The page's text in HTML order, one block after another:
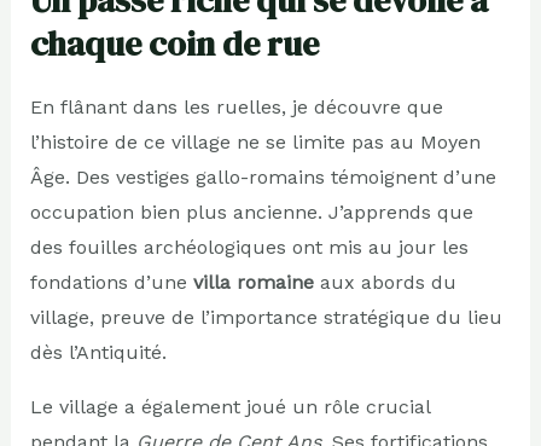
chaque coin de rue
En flânant dans les ruelles, je découvre que
l’histoire de ce village ne se limite pas au Moyen
Âge. Des vestiges gallo-romains témoignent d’une
occupation bien plus ancienne. J’apprends que
des fouilles archéologiques ont mis au jour les
fondations d’une villa romaineaux abords du
village, preuve de l’importance stratégique du lieu
dès l’Antiquité.
Le village a également joué un rôle crucial
pendant la Guerre de Cent Ans. Ses fortifications,